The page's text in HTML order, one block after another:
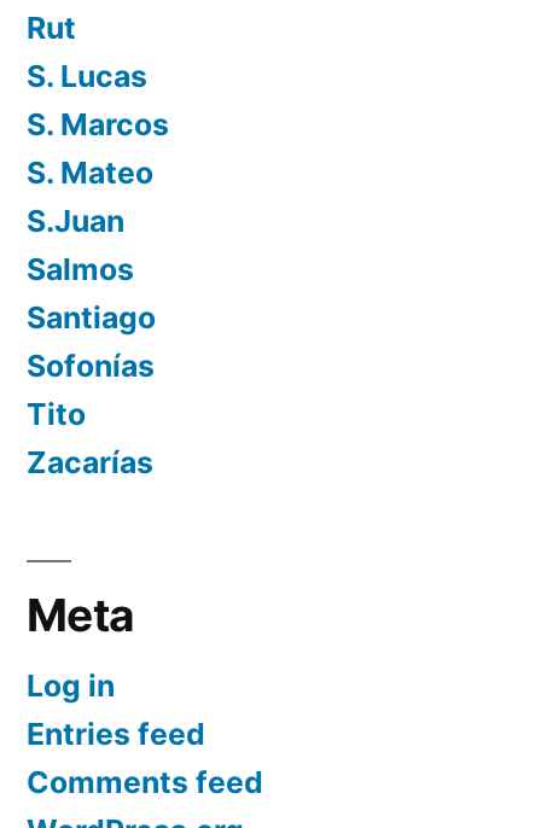
Rut
S. Lucas
S. Marcos
S. Mateo
S.Juan
Salmos
Santiago
Sofonías
Tito
Zacarías
Meta
Log in
Entries feed
Comments feed